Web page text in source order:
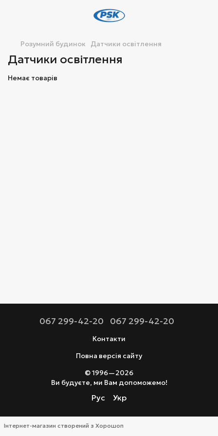
Розумний будинок Датчики освітлення
Датчики освітлення
Немає товарів
067 299-42-20 067 299-42-20
Контакти
Повна версія сайту
© 1996—2026
Ви будуєте, ми Вам допоможемо!
Рус Укр
Інтернет-магазин створений з Хорошоп